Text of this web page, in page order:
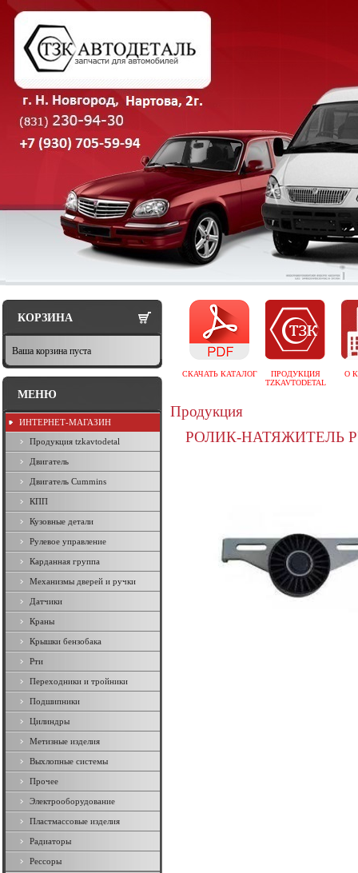
СКАЧАТЬ КАТАЛОГ
ПРОДУКЦИЯ
TZKAVTODETAL
О
Продукция
РОЛИК-НАТЯЖИТЕЛЬ
КОРЗИНА
Ваша корзина пуста
МЕНЮ
ИНТЕРНЕТ-МАГАЗИН
Продукция tzkavtodetal
Двигатель
Двигатель Cummins
КПП
Кузовные детали
Рулевое управление
Карданная группа
Механизмы дверей и ручки
Датчики
Краны
Крышки бензобака
Рти
Переходники и тройники
Подшипники
Цилиндры
Метизные изделия
Выхлопные системы
Прочее
Электрооборудование
Пластмассовые изделия
Радиаторы
Рессоры